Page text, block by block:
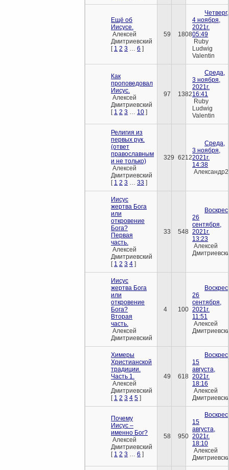
Ещё об
Иисусе.
Алексей
Дмитриевский
[ 1 2 3 6 ]
59 1808
Четверг,
4 ноября,
2021г.
05:49
Ruby
Ludwig
Valentin
Как
проповедовал
Иисус.
Алексей
Дмитриевский
[ 1 2 3 10 ]
97 1382
Среда,
3 ноября,
2021г.
16:41
Ruby
Ludwig
Valentin
Религия из
первых рук.
(ответ
православным
и не только)
Алексей
Дмитриевский
[ 1 2 3 33 ]
329 6212
Среда,
3 ноября,
2021г.
14:38
Иисус
жертва Бога
или
откровение
Бога?
Первая
часть.
Алексей
Дмитриевский
[ 1 2 3 4 ]
33 548
26
сентября,
2021г.
13:23
Алексей
Иисус
жертва Бога
или
откровение
Бога?
Вторая
часть.
Алексей
Дмитриевский
4 100
26
сентября,
2021г.
11:51
Алексей
Химеры
Христианской
традиции.
Часть 1.
Алексей
Дмитриевский
[ 1 2 3 4 5 ]
49 618
15
августа,
2021г.
18:16
Алексей
Почему
Иисус –
именно Бог?
Алексей
Дмитриевский
[ 1 2 3 6 ]
58 950
15
августа,
2021г.
18:10
Алексей